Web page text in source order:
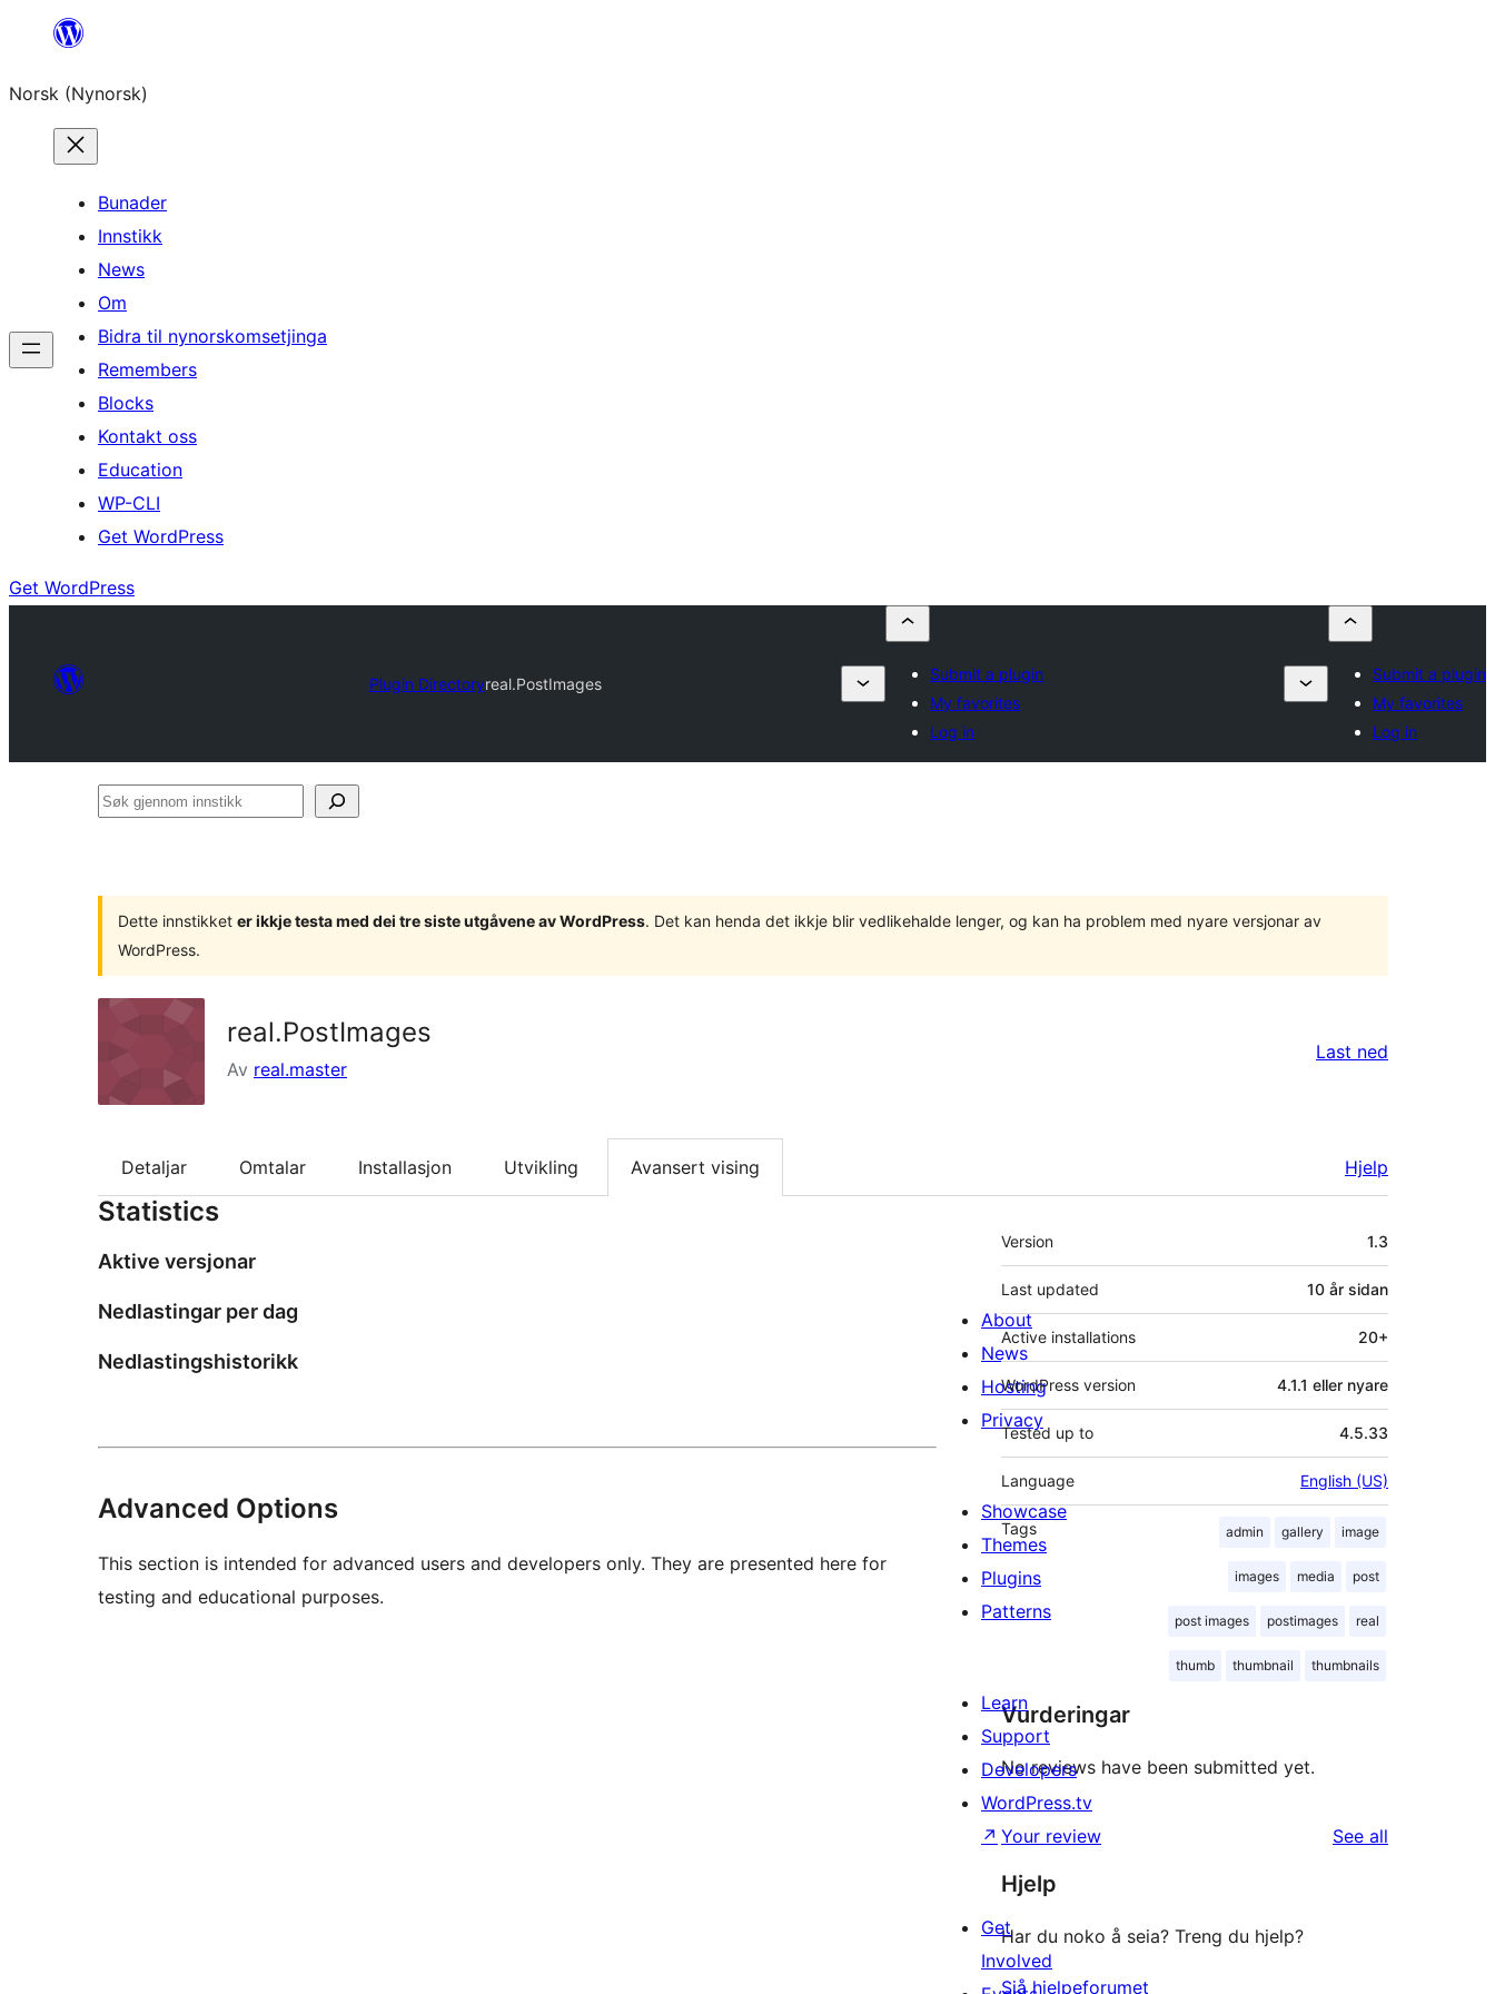
content
Norsk (Nynorsk)
Bunader
Innstikk
News
Om
Bidra til nynorskomsetjinga
Remembers
Blocks
Kontakt oss
Education
WP-CLI
Get WordPress
Get WordPress
Plugin Directoryreal.PostImages
Submit a plugin
My favorites
Log in
Submit a plugin
My favorites
Log in
Søk
Dette innstikket er ikkje testa med dei tre siste utgåvene av WordPress. Det kan henda det ikkje blir vedlikehalde lenger, og kan ha problem med nyare versjonar av
WordPress.
real.PostImages
Av real.master
Last ned
Detaljar Omtalar Installasjon Utvikling Avansert vising Hjelp
Statistics
Aktive versjonar
Nedlastingar per dag
Nedlastingshistorikk
Advanced Options
This section is intended for advanced users and developers only. They are presented here for
testing and educational purposes.
Om
Version 1.3
Last updated 10 år sidan
Active installations 20+
WordPress version 4.1.1 eller nyare
Tested up to 4.5.33
Language English (US)
Tags admin gallery image
images media post
post images postimages real
thumb thumbnail thumbnails
Vurderingar
No reviews have been submitted yet.
Your review See all
Hjelp
Har du noko å seia? Treng du hjelp?
Sjå hjelpeforumet
About
News
Hosting
Privacy
Showcase
Themes
Plugins
Patterns
Learn
Support
Developers
WordPress.tv
↗
Get
Involved